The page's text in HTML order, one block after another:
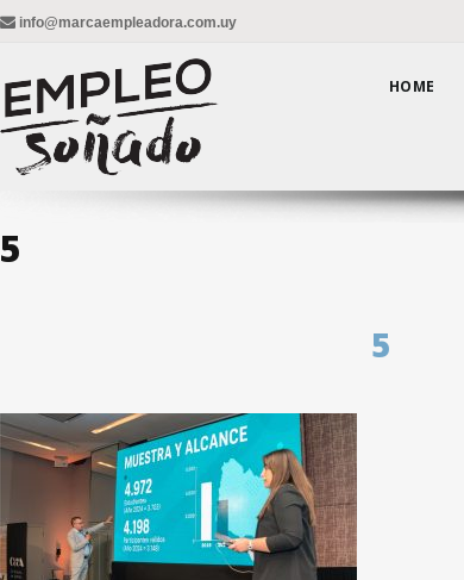
info@marcaempleadora.com.uy
HOME
5
5